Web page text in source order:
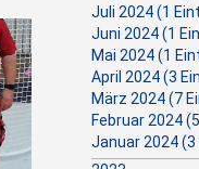
Juli 2024 (1
Juni 2024 (1
Mai 2024 (1
April 2024 (3
März 2024 (7
Februar 2024
Januar 2024